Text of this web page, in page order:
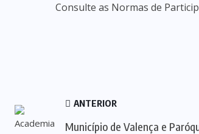
Consulte as Normas de
ANTERIOR
Município de Valença e